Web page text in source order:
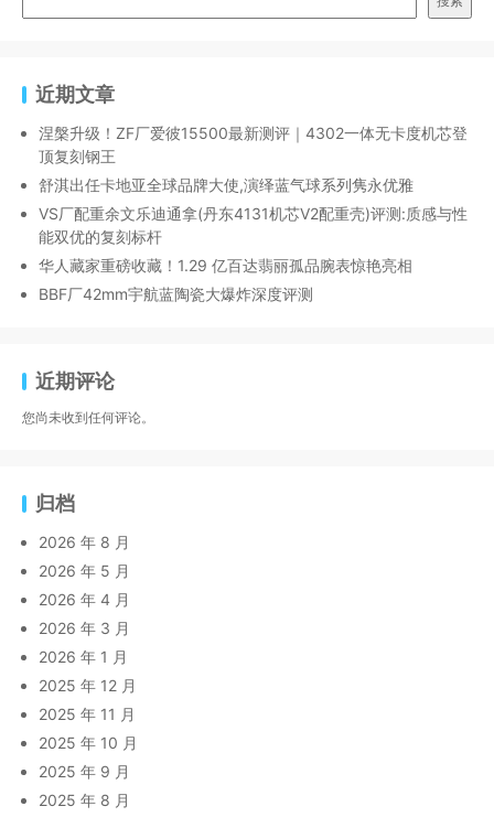
近期文章
涅槃升级！ZF厂爱彼15500最新测评｜4302一体无卡度机芯登
顶复刻钢王
舒淇出任卡地亚全球品牌大使,演绎蓝气球系列隽永优雅
VS厂配重余文乐迪通拿(丹东4131机芯V2配重壳)评测:质感与性
能双优的复刻标杆
华人藏家重磅收藏！1.29 亿百达翡丽孤品腕表惊艳亮相
BBF厂42mm宇航蓝陶瓷大爆炸深度评测
近期评论
您尚未收到任何评论。
归档
2026 年 8 月
2026 年 5 月
2026 年 4 月
2026 年 3 月
2026 年 1 月
2025 年 12 月
2025 年 11 月
2025 年 10 月
2025 年 9 月
2025 年 8 月